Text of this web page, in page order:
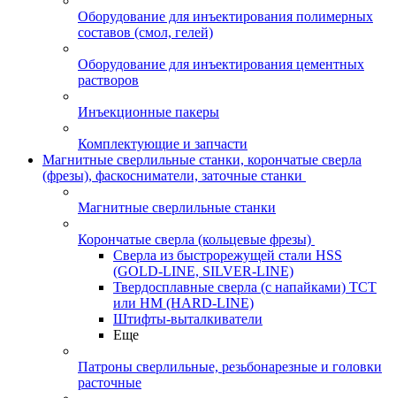
Оборудование для инъектирования полимерных
составов (смол, гелей)
Оборудование для инъектирования цементных
растворов
Инъекционные пакеры
Комплектующие и запчасти
Магнитные сверлильные станки, корончатые сверла
(фрезы), фаскосниматели, заточные станки
Магнитные сверлильные станки
Корончатые сверла (кольцевые фрезы)
Сверла из быстрорежущей стали HSS
(GOLD-LINE, SILVER-LINE)
Твердосплавные сверла (с напайками) ТСТ
или HM (HARD-LINE)
Штифты-выталкиватели
Еще
Патроны сверлильные, резьбонарезные и головки
расточные